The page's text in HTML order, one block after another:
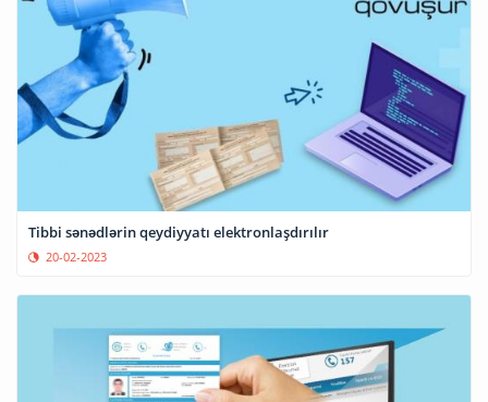
Tibbi sənədlərin qeydiyyatı elektronlaşdırılır
20-02-2023